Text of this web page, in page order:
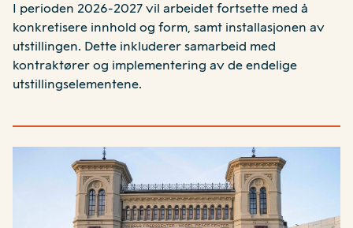
I perioden 2026-2027 vil arbeidet fortsette med å
konkretisere innhold og form, samt installasjonen av
utstillingen. Dette inkluderer samarbeid med
kontraktører og implementering av de endelige
utstillingselementene.